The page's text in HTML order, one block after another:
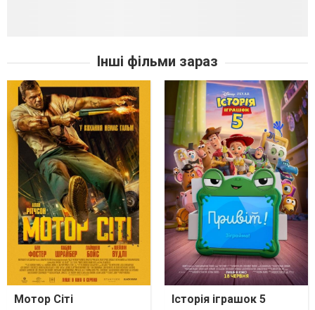
Інші фільми зараз
Мотор Сіті Історія іграшок 5